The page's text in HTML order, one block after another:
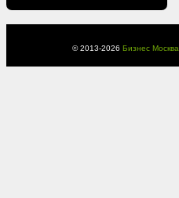
© 2013-2026 Бизнес Москва